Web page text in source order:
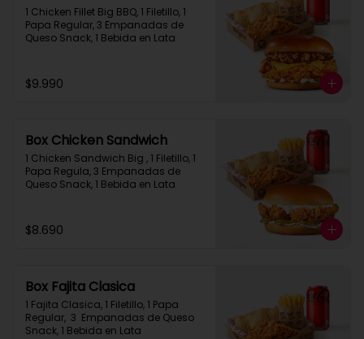
1 Chicken Fillet Big BBQ, 1 Filetillo, 1
Papa Regular, 3 Empanadas de
Queso Snack, 1 Bebida en Lata
$9.990
Box Chicken Sandwich
1 Chicken Sandwich Big , 1 Filetillo, 1
Papa Regula, 3 Empanadas de
Queso Snack, 1 Bebida en Lata
$8.690
Box Fajita Clasica
1 Fajita Clasica, 1 Filetillo, 1 Papa
Regular,  3  Empanadas de Queso
Snack, 1 Bebida en Lata